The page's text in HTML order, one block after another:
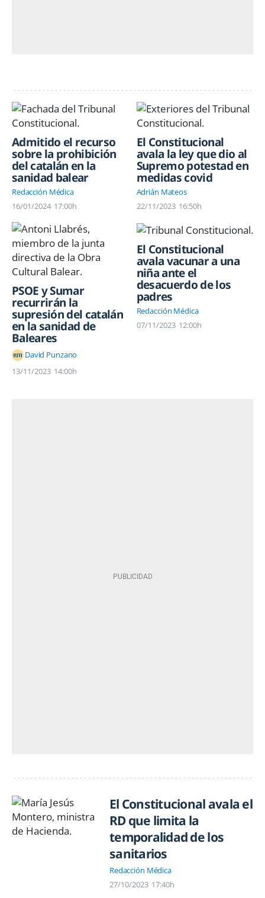
Admitido el recurso
sobre la prohibición
del catalán en la
sanidad balear
Redacción Médica
16/01/2024 17:00h
El Constitucional
avala la ley que dio al
Supremo potestad en
medidas covid
Adrián Mateos
22/11/2023 16:50h
PSOE y Sumar
recurrirán la
supresión del catalán
en la sanidad de
Baleares
David Punzano
13/11/2023 14:00h
El Constitucional
avala vacunar a una
niña ante el
desacuerdo de los
padres
Redacción Médica
07/11/2023 12:00h
El Constitucional avala el
RD que limita la
temporalidad de los
sanitarios
Redacción Médica
27/10/2023 17:40h